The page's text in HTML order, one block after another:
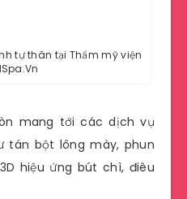
tự thân tại Thẩm mỹ viện
mang tới các dịch vụ
tán bột lông mày, phun
hiệu ứng bút chì, điêu